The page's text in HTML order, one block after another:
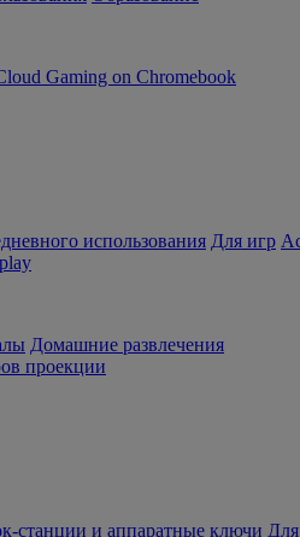
Gaming on Chromebook
использования Для игр
Домашние развлечения
проекции
станции и аппаратные ключи